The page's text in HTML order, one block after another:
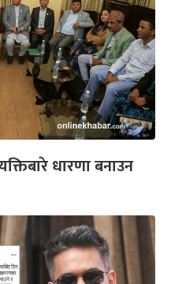
धारणा बनाउन